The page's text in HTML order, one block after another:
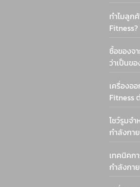
ทำไมลูก
Fitness?
ซื้อของจ
ว่าเป็นข
เครื่องอ
Fitness
โชว์รูมจ
กำลังกาย
เทคนิคก
กำลังกาย